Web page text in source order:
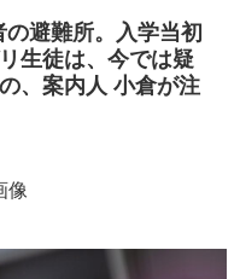
の避難所。入学当初
生徒は、今では疑
、案内人 小倉が注
像